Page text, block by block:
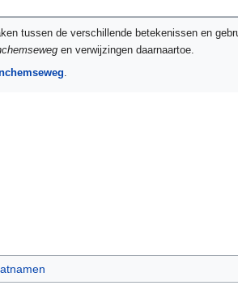
tussen de verschillende betekenissen en
en verwijzingen daarnaartoe.
.